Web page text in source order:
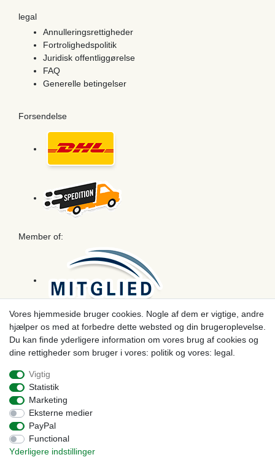
legal
Annulleringsrettigheder
Fortrolighedspolitik
Juridisk offentliggørelse
FAQ
Generelle betingelser
Forsendelse
Member of:
Betaling
Vores hjemmeside bruger cookies. Nogle af dem er vigtige, andre
hjælper os med at forbedre dette websted og din brugeroplevelse.
Du kan finde yderligere information om vores brug af cookies og
dine rettigheder som bruger i vores: politik og vores: legal.
Vigtig
Statistik
Marketing
Eksterne medier
PayPal
Functional
Yderligere indstillinger